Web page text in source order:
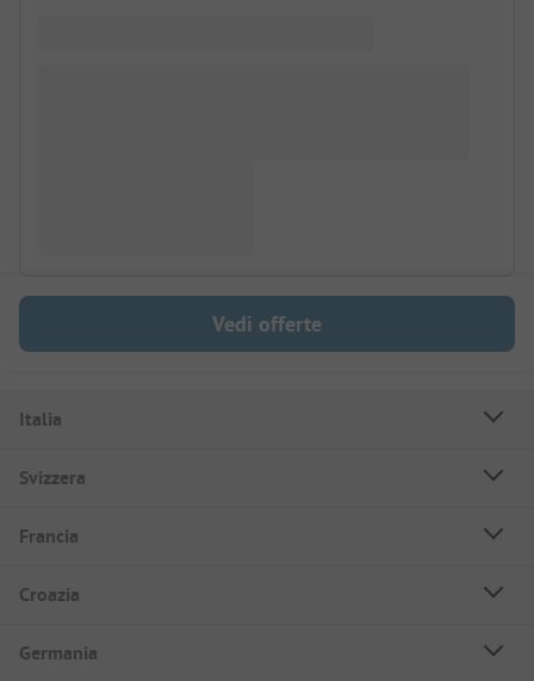
Vedi offerte
Italia
Svizzera
Francia
Croazia
Germania